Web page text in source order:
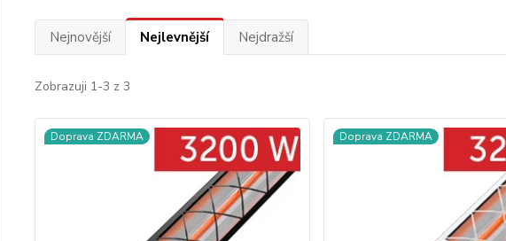
Nejnovější Nejlevnější Nejdražší
Zobrazuji 1-3 z 3
Doprava ZDARMA Doprava ZDARMA